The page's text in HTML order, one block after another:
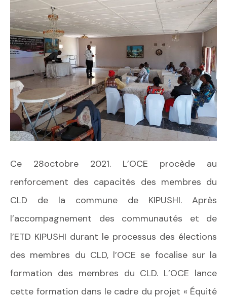
Ce 28octobre 2021. L’OCE procède au
renforcement des capacités des membres du
CLD de la commune de KIPUSHI. Après
l’accompagnement des communautés et de
l’ETD KIPUSHI durant le processus des élections
des membres du CLD, l’OCE se focalise sur la
formation des membres du CLD. L’OCE lance
cette formation dans le cadre du projet « Équité